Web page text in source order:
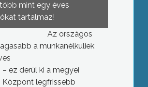
mint egy éves
tartalmaz!
Az országos
a munkanélküliek
ez derül ki a megyei
Központ legfrissebb